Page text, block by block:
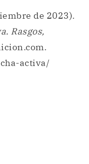
de 2023).
Rasgos,
activa/